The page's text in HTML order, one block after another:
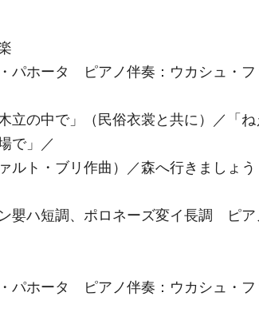
パホータ ピアノ伴奏：ウカシュ・フ
立の中で」（民俗衣裳と共に）／「ね
で」／
ルト・ブリ作曲）／森へ行きましょ
嬰ハ短調、ポロネーズ変イ長調 ピア
パホータ ピアノ伴奏：ウカシュ・フ